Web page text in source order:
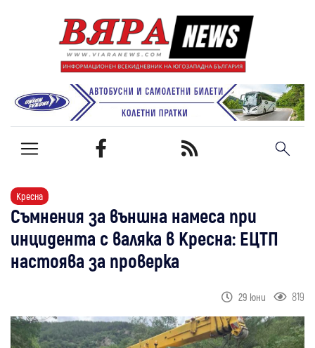
Кресна
Съмнения за външна намеса при
инцидента с валяка в Кресна: ЕЦТП
настоява за проверка
29 юни 819